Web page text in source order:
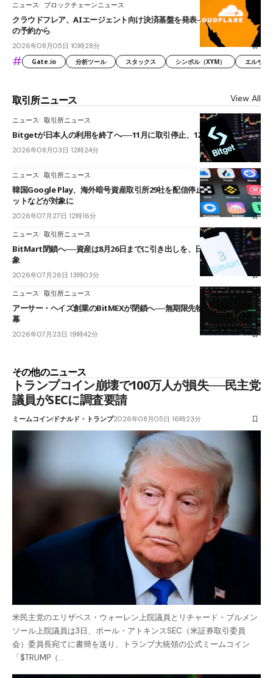
ニュース ブロックチェーンニュース
クラウドフレア、AIエージェント向け決済基盤を発表──まずハンドル名
の予約から
2026年08月05日 10時28分
# Gate.io 分析ツール スタックス シンボル（XYM） エルサル
取引所ニュース View All
ニュース 取引所ニュース
Bitgetが日本人の利用を終了へ──11月に取引停止、12月末に強制決済
2026年08月03日 12時24分
ニュース 取引所ニュース
韓国Google Play、海外暗号資産取引所29社を配信停止──OKXやバイビ
ットなどが対象に
2026年07月27日 12時16分
ニュース 取引所ニュース
BitMart閉鎖へ──資産は8月26日までに引き出しを、日本人利用者も対
象
2026年07月26日 13時03分
ニュース 取引所ニュース
アーサー・ヘイズ創業のBitMEXが閉鎖へ──無期限先物を生んだ11年に
幕
2026年07月23日 19時42分
その他のニュース
トランプコイン崩壊で100万人が損失──民主党
議員がSECに調査要請
ミームコインドナルド・トランプ2026年08月05日 16時23分
米民主党のエリザベス・ウォーレン上院議員とリチャード・ブルメン
ソール上院議員は3日、ポール・アトキンスSEC（米証券取引委員
会）委員長宛てに書簡を送り、トランプ大統領の公式ミームコイン
「$TRUMP（…